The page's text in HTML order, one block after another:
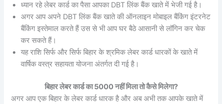
ध्यान रहे लेबर कार्ड का पैसा आपका DBT लिंक बैंक खाते में भेजी गई है।
अगर आप अपने DBT लिंक बैंक खाते की ऑनलाइन मोबाइल बैंकिंग इंटरनेट
बैंकिंग इस्तेमाल करते हैं उस से भी आप घर बैठे आसानी से लॉगिन कर चेक
कर सकते हैं।
यह राशि सिर्फ और सिर्फ बिहार के श्रमिक लेबर कार्ड धारकों के खाते में
वार्षिक वस्त्र सहायता योजना अंतर्गत दी गई है।
बिहार लेबर कार्ड का 5000 नहीं मिला तो कैसे मिलेगा?
अगर आप एक बिहार के लेबर कार्ड धारक है और अब अभी तक आपके खाते में